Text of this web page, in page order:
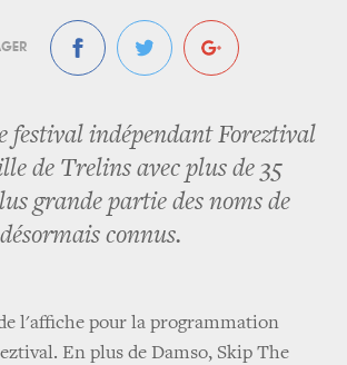
festival indépendant Foreztival
de Trelins avec plus de 35
grande partie des noms de
connus.
l'affiche pour la programmation
En plus de Damso, Skip The